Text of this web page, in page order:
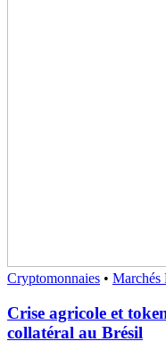
Cryptomonnaies • Marchés
Crise agricole et
collatéral au Brésil